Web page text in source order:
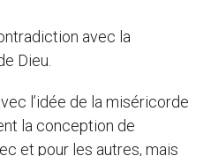
avec la
Dieu.
l’idée de la miséricorde
la conception de
et pour les autres, mais